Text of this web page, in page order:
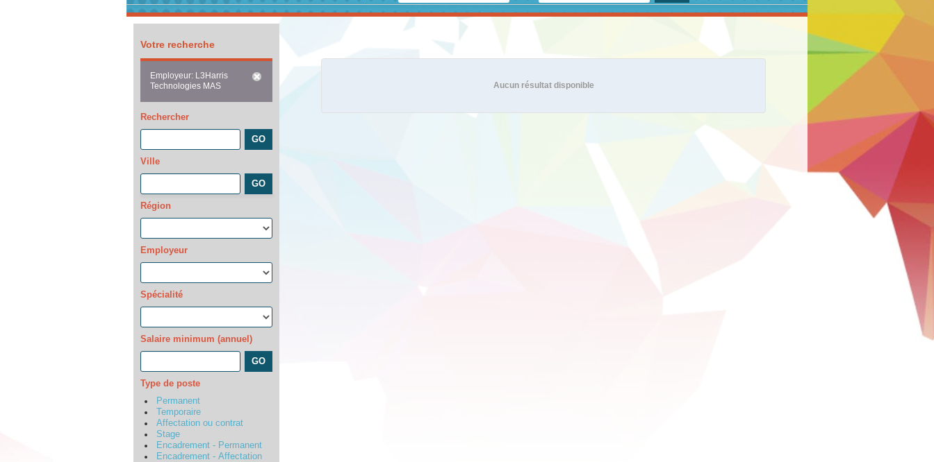
Votre recherche
Employeur: L3Harris
Technologies MAS
Rechercher
Ville
Région
Employeur
Spécialité
Salaire minimum (annuel)
Type de poste
Permanent
Temporaire
Affectation ou contrat
Stage
Encadrement - Permanent
Encadrement - Affectation
Aucun résultat disponible